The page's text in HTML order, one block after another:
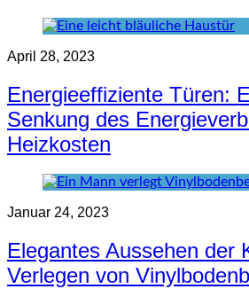
April 28, 2023
Energieeffiziente Türen:
Senkung des
Heizkosten
Januar 24, 2023
Elegantes Aussehen der
Verlegen von